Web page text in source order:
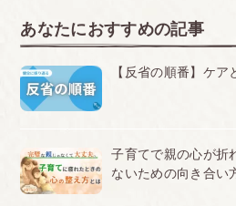
あなたにおすすめの記事
【反省の順番】ケ
子育てで親の心が折
ないための向き合い